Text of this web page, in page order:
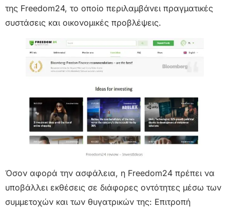
της Freedom24, το οποίο περιλαμβάνει πραγματικές
συστάσεις και οικονομικές προβλέψεις.
Όσον αφορά την ασφάλεια, η Freedom24 πρέπει να
υποβάλλει εκθέσεις σε διάφορες οντότητες μέσω των
συμμετοχών και των θυγατρικών της: Επιτροπή